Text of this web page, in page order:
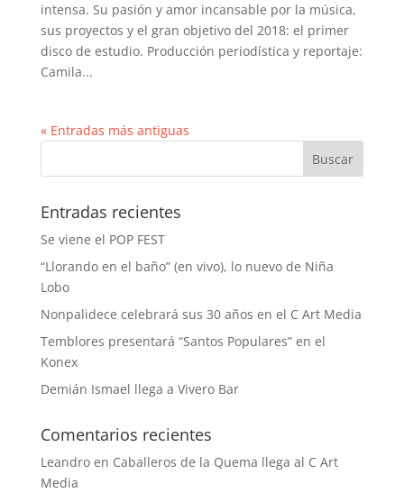
intensa. Su pasión y amor incansable por la música,
sus proyectos y el gran objetivo del 2018: el primer
disco de estudio. Producción periodística y reportaje:
Camila...
« Entradas más antiguas
Entradas recientes
Se viene el POP FEST
“Llorando en el baño” (en vivo), lo nuevo de Niña
Lobo
Nonpalidece celebrará sus 30 años en el C Art Media
Temblores presentará “Santos Populares” en el
Konex
Demián Ismael llega a Vivero Bar
Comentarios recientes
Leandroen Caballeros de la Quema llega al C Art
Media